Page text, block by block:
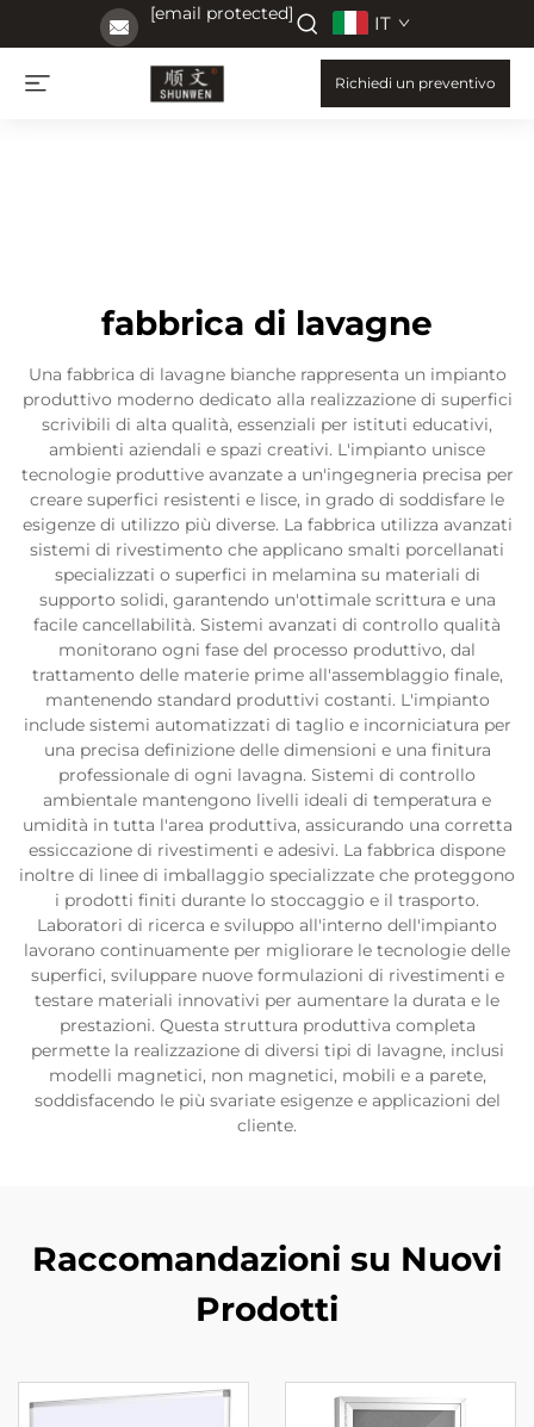
[email protected] IT
Richiedi un preventivo
fabbrica di lavagne
Una fabbrica di lavagne bianche rappresenta un impianto
produttivo moderno dedicato alla realizzazione di superfici
scrivibili di alta qualità, essenziali per istituti educativi,
ambienti aziendali e spazi creativi. L'impianto unisce
tecnologie produttive avanzate a un'ingegneria precisa per
creare superfici resistenti e lisce, in grado di soddisfare le
esigenze di utilizzo più diverse. La fabbrica utilizza avanzati
sistemi di rivestimento che applicano smalti porcellanati
specializzati o superfici in melamina su materiali di
supporto solidi, garantendo un'ottimale scrittura e una
facile cancellabilità. Sistemi avanzati di controllo qualità
monitorano ogni fase del processo produttivo, dal
trattamento delle materie prime all'assemblaggio finale,
mantenendo standard produttivi costanti. L'impianto
include sistemi automatizzati di taglio e incorniciatura per
una precisa definizione delle dimensioni e una finitura
professionale di ogni lavagna. Sistemi di controllo
ambientale mantengono livelli ideali di temperatura e
umidità in tutta l'area produttiva, assicurando una corretta
essiccazione di rivestimenti e adesivi. La fabbrica dispone
inoltre di linee di imballaggio specializzate che proteggono
i prodotti finiti durante lo stoccaggio e il trasporto.
Laboratori di ricerca e sviluppo all'interno dell'impianto
lavorano continuamente per migliorare le tecnologie delle
superfici, sviluppare nuove formulazioni di rivestimenti e
testare materiali innovativi per aumentare la durata e le
prestazioni. Questa struttura produttiva completa
permette la realizzazione di diversi tipi di lavagne, inclusi
modelli magnetici, non magnetici, mobili e a parete,
soddisfacendo le più svariate esigenze e applicazioni del
cliente.
Raccomandazioni su Nuovi
Prodotti